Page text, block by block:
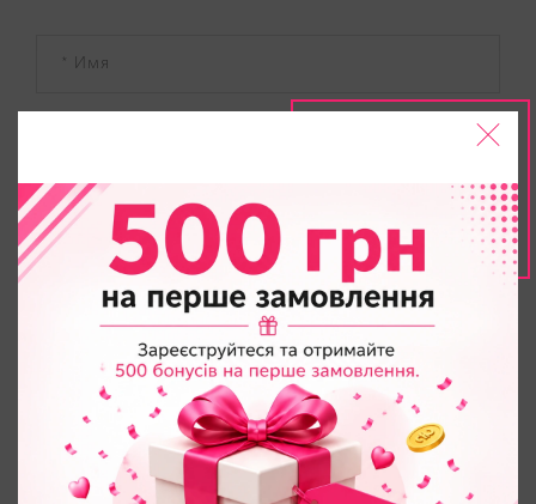
* Как Вы оцениваете данный товар?
ОТПРАВИТЬ
Будьте первыми кто оставит отзыв